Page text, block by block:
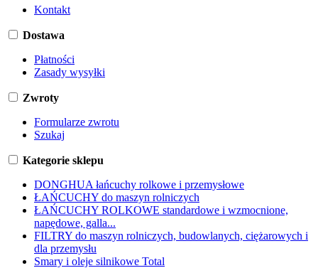
Kontakt
Dostawa
Płatności
Zasady wysyłki
Zwroty
Formularze zwrotu
Szukaj
Kategorie sklepu
DONGHUA łańcuchy rolkowe i przemysłowe
ŁAŃCUCHY do maszyn rolniczych
ŁAŃCUCHY ROLKOWE standardowe i wzmocnione,
napędowe, galla...
FILTRY do maszyn rolniczych, budowlanych, ciężarowych i
dla przemysłu
Smary i oleje silnikowe Total